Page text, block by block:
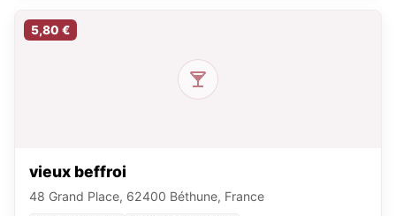
5,80 €
vieux beffroi
48 Grand Place, 62400 Béthune, France